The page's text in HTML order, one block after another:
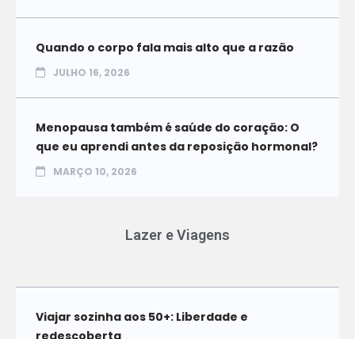
Quando o corpo fala mais alto que a razão
JULHO 16, 2026
Menopausa também é saúde do coração: O
que eu aprendi antes da reposição hormonal?
MARÇO 10, 2026
Lazer e Viagens
Viajar sozinha aos 50+: Liberdade e
redescoberta